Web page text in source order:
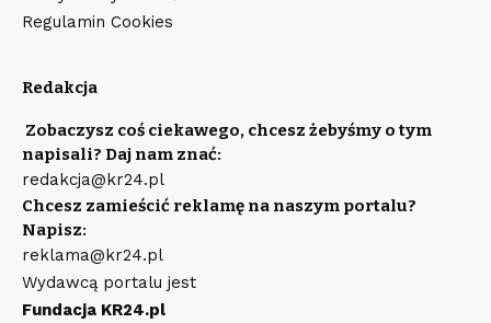
Regulamin Cookies
Redakcja
Zobaczysz coś ciekawego, chcesz żebyśmy o tym
napisali? Daj nam znać:
redakcja@kr24.pl
Chcesz zamieścić reklamę na naszym portalu?
Napisz:
reklama@kr24.pl
Wydawcą portalu jest
Fundacja KR24.pl